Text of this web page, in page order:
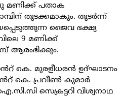
മണിക്ക് പതാക
തുടക്കമാകും. തുടർന്ന്
ജൈവ ഭക്ഷ്യ
9 മണിക്ക്
ആരംഭിക്കും.
കെ. മുരളീധരൻ ഉദ്ഘാടനം
കെ. പ്രവീൺ കുമാർ
സെക്രട്ടറി വിശ്വനാഥ